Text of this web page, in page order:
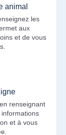
animal
les
aux
et de vous
renseignant
et à vous